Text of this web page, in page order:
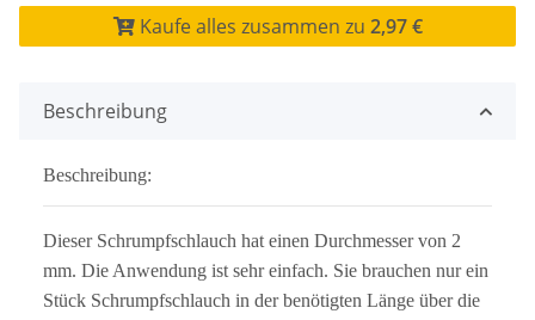
Kaufe alles zusammen zu 2,97 €
Beschreibung
Beschreibung:
Dieser Schrumpfschlauch hat einen Durchmesser von 2
mm. Die Anwendung ist sehr einfach. Sie brauchen nur ein
Stück Schrumpfschlauch in der benötigten Länge über die